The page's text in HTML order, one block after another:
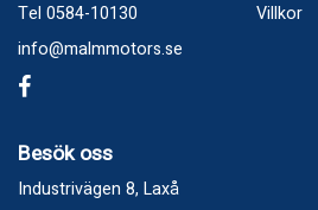
Tel 0584-10130
info@malmmotors.se
Villkor
Besök oss
Industrivägen 8, Laxå